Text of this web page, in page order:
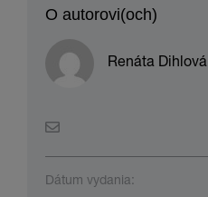
O autorovi(och)
Renáta Dihlová
Dátum vydania: